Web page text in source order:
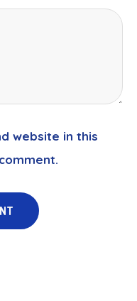
website in this